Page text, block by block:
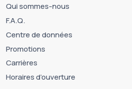
Qui sommes-nous
F.A.Q.
Centre de données
Promotions
Carrières
Horaires d’ouverture